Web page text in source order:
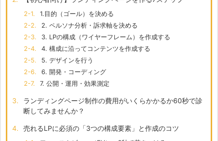
2-1.
1.目的（ゴール）を決める
2-2.
2. ペルソナ分析・訴求軸を決める
2-3.
3. LPの構成（ワイヤーフレーム）を作成する
2-4.
4. 構成に沿ってコンテンツを作成する
2-5.
5. デザインを行う
2-6.
6. 開発・コーディング
2-7.
7. 公開・運用・効果測定
3.
ランディングページ制作の費用がいくらかかるか60秒で診
断してみませんか？
4. 売れるLPに必須の「3つの構成要素」と作成のコツ